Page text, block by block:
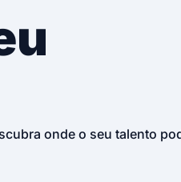
onde o seu talento